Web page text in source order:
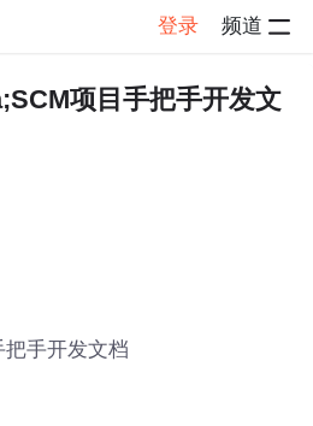
登录 频道
帖子详情
项目手把手开发文
手开发文档